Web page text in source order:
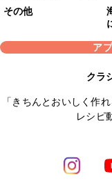
その他
ア
クラ
「きちんとおいしく作
レシピ